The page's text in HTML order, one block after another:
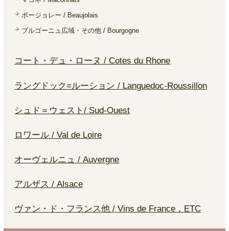
ボージョレー / Beaujolais
ブルゴーニュ広域・その他 / Bourgogne
コート・デュ・ローヌ / Cotes du Rhone
ラングドック=ルーション / Languedoc-Roussillon
シュド＝ウェスト/ Sud-Ouest
ロワール / Val de Loire
オーヴェルニュ / Auvergne
アルザス / Alsace
ヴァン・ド・フランス他 / Vins de France，ETC